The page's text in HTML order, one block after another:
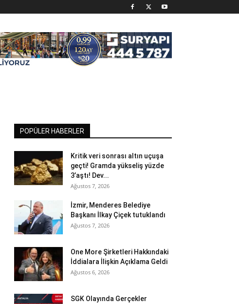
POPÜLER HABERLER
Kritik veri sonrası altın uçuşa
geçti! Gramda yükseliş yüzde
3’aştı! Dev...
Ağustos 7, 2026
İzmir, Menderes Belediye
Başkanı İlkay Çiçek tutuklandı
Ağustos 7, 2026
One More Şirketleri Hakkındaki
İddialara İlişkin Açıklama Geldi
Ağustos 6, 2026
SGK Olayında Gerçekler